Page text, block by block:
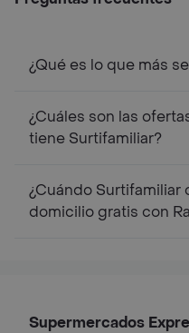
¿Qué es lo que más
¿Cuáles son las
tiene Surtifamiliar?
¿Cuándo Surtifamiliar
domicilio gratis con
Supermercados